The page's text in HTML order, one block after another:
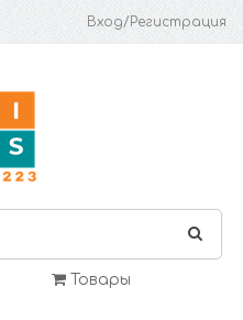
Вход/Регистрация
Товары